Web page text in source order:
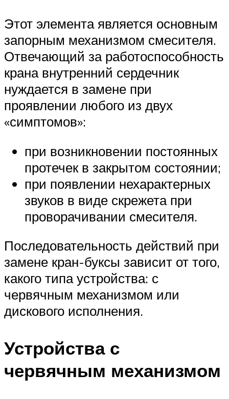
Этот элемента является основным
запорным механизмом смесителя.
Отвечающий за работоспособность
крана внутренний сердечник
нуждается в замене при
проявлении любого из двух
«симптомов»:
при возникновении постоянных
протечек в закрытом состоянии;
при появлении нехарактерных
звуков в виде скрежета при
проворачивании смесителя.
Последовательность действий при
замене кран-буксы зависит от того,
какого типа устройства: с
червячным механизмом или
дискового исполнения.
Устройства с
червячным механизмом